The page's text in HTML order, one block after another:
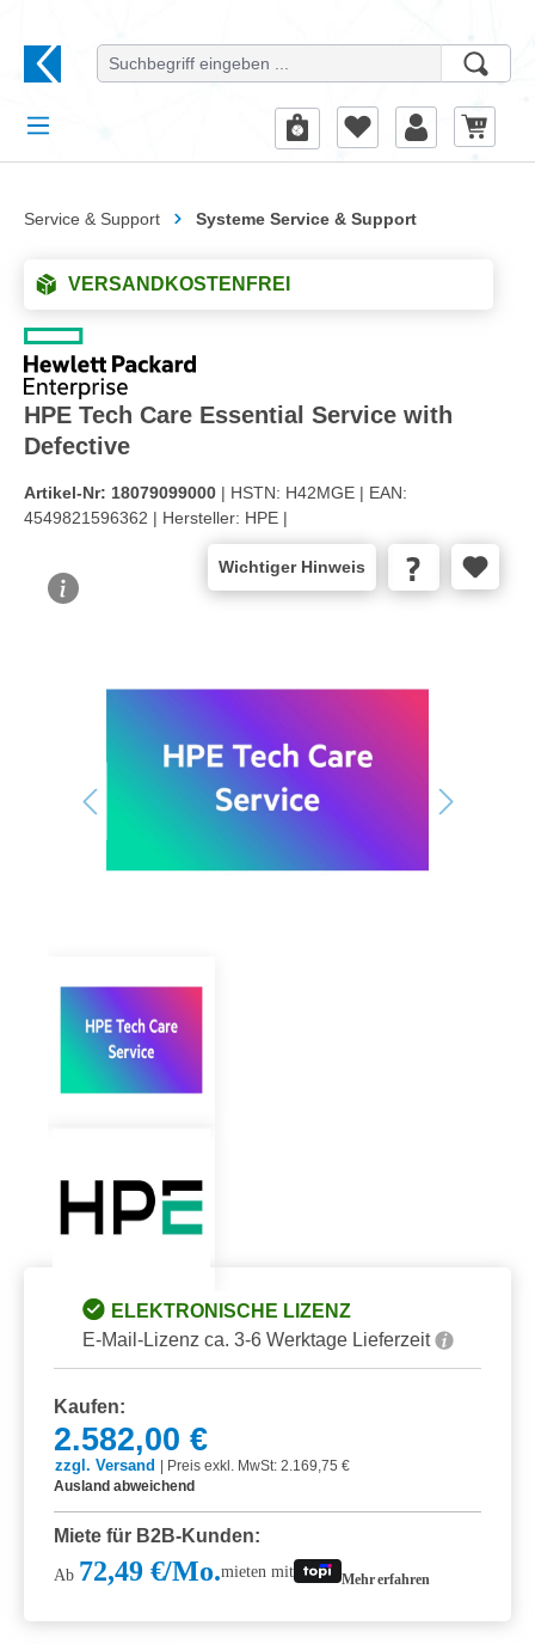
Service & Support Systeme Service & Support
VERSANDKOSTENFREI
HPE Tech Care Essential Service with
Defective
Artikel-Nr: 18079099000 | HSTN: H42MGE | EAN:
4549821596362 | Hersteller: HPE |
Wichtiger Hinweis
ELEKTRONISCHE LIZENZ
E-Mail-Lizenz ca. 3-6 Werktage Lieferzeit
Kaufen:
2.582,00 €
zzgl. Versand | Preis exkl. MwSt: 2.169,75 €
Ausland abweichend
Miete für B2B-Kunden:
Ab 72,49 €/Mo.mieten mit Mehr erfahren